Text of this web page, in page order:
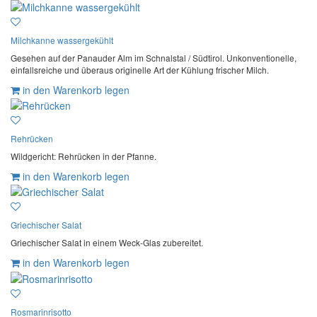
Milchkanne wassergekühlt
Gesehen auf der Panauder Alm im Schnalstal / Südtirol. Unkonventionelle,
einfallsreiche und überaus originelle Art der Kühlung frischer Milch.
in den Warenkorb legen
Rehrücken
Wildgericht: Rehrücken in der Pfanne.
in den Warenkorb legen
Griechischer Salat
Griechischer Salat in einem Weck-Glas zubereitet.
in den Warenkorb legen
Rosmarinrisotto